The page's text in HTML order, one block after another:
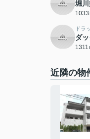
堀
1033
ドラ
ダ
1311
近隣の物